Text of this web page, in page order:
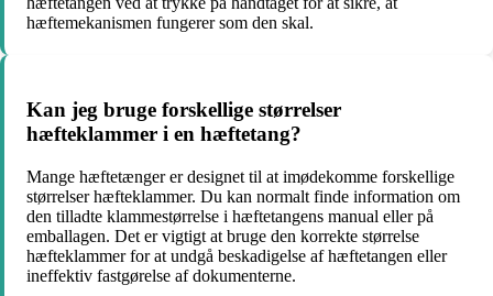
hæftemekanismen fungerer som den skal.
Kan jeg bruge forskellige størrelser
hæfteklammer i en hæftetang?
Mange hæftetænger er designet til at imødekomme forskellige
størrelser hæfteklammer. Du kan normalt finde information om
den tilladte klammestørrelse i hæftetangens manual eller på
emballagen. Det er vigtigt at bruge den korrekte størrelse
hæfteklammer for at undgå beskadigelse af hæftetangen eller
ineffektiv fastgørelse af dokumenterne.